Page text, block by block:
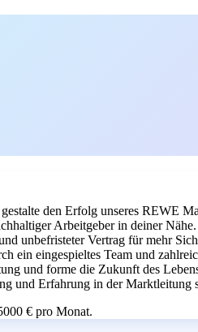
den Erfolg unseres REWE
Arbeitgeber in deiner Nähe.
unbefristeter Vertrag für mehr
ein eingespieltes Team und
und forme die Zukunft des
und Erfahrung in der Marktleitung
€ pro Monat.